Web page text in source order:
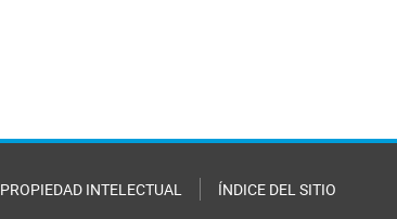
PROPIEDAD INTELECTUAL ÍNDICE DEL SITIO